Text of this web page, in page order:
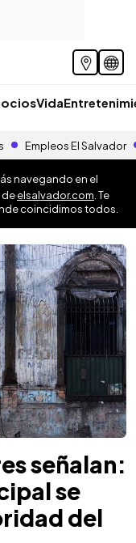
Vida
Empleos El Salvador
navegando en el
deelsalvador.com . Te
coincidimos todos.
señalan:
se
del